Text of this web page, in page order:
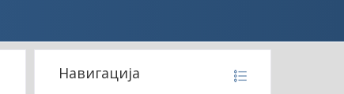
Навигација